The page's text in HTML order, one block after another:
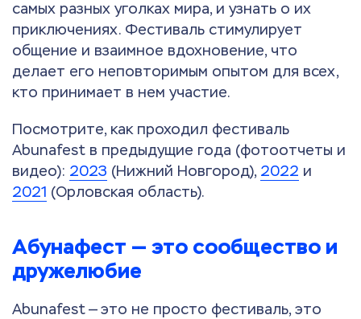
самых разных уголках мира, и узнать о их
приключениях. Фестиваль стимулирует
общение и взаимное вдохновение, что
делает его неповторимым опытом для всех,
кто принимает в нем участие.
Посмотрите, как проходил фестиваль
Abunafest в предыдущие года (фотоотчеты и
видео): 2023 (Нижний Новгород), 2022 и
2021 (Орловская область).
Абунафест — это сообщество и
дружелюбие
Abunafest — это не просто фестиваль, это